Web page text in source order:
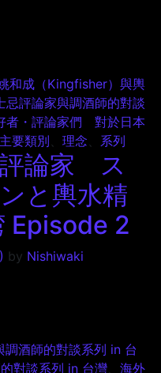
和成（Kingfisher）與輿
忌評論家與調酒師的對談
者・評論家們 對於日本
主要類別、 理念、 系列
評論家 ス
と輿水精
Episode 2
by Nishiwaki
調酒師的對談系列 in 台
對談系列 in 台灣、 海外